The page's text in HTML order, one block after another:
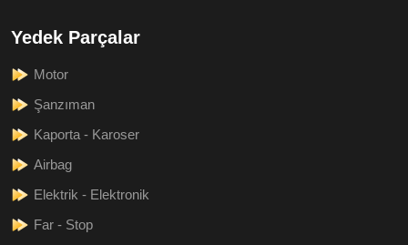
Yedek Parçalar
Motor
Şanzıman
Kaporta - Karoser
Airbag
Elektrik - Elektronik
Far - Stop